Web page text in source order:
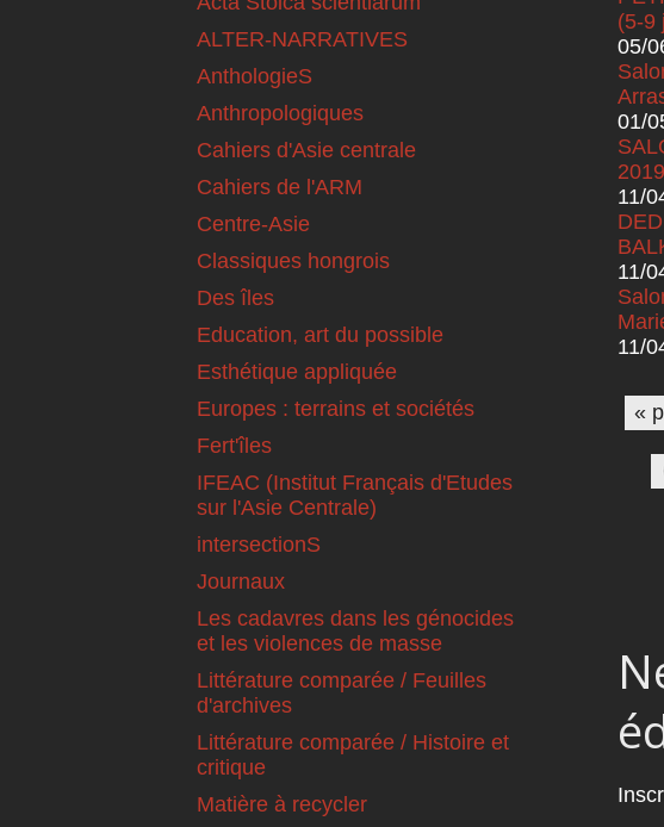
ALTER-NARRATIVES
AnthologieS
Anthropologiques
Cahiers d'Asie centrale
Cahiers de l'ARM
Centre-Asie
Classiques hongrois
Des îles
Education, art du possible
Esthétique appliquée
Europes : terrains et sociétés
Fert'îles
IFEAC (Institut Français d'Etudes
sur l'Asie Centrale)
intersectionS
Journaux
Les cadavres dans les génocides
et les violences de masse
Littérature comparée / Feuilles
d'archives
Littérature comparée / Histoire et
critique
Matière à recycler
(5-9
05/
01/
2019
11/
11/
11/
«